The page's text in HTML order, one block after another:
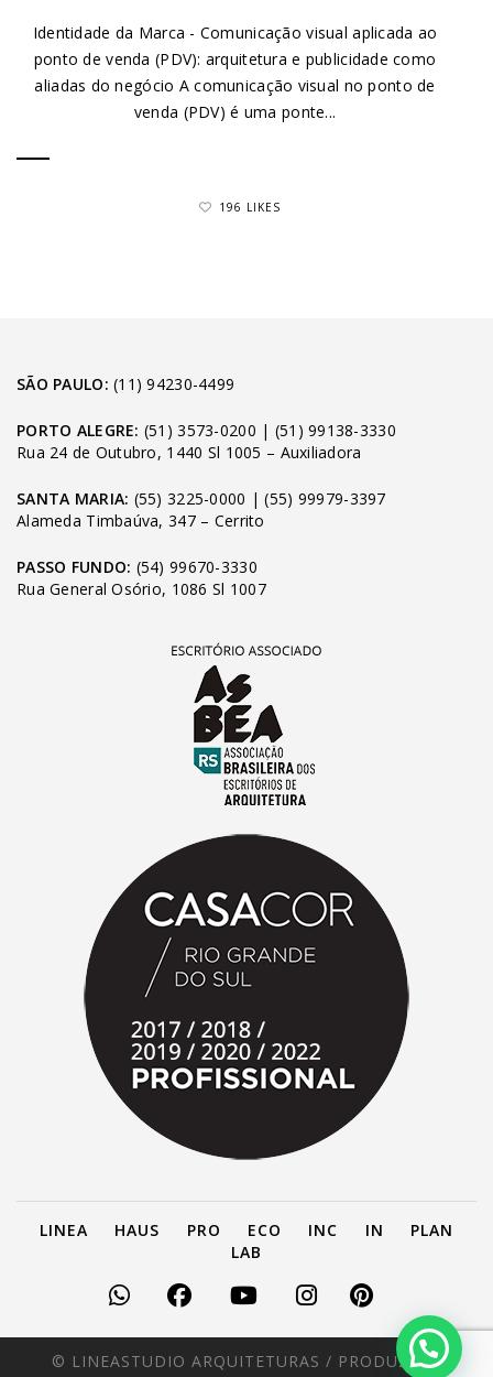
Identidade da Marca - Comunicação visual aplicada ao
ponto de venda (PDV): arquitetura e publicidade como
aliadas do negócio A comunicação visual no ponto de
venda (PDV) é uma ponte...
196 LIKES
SÃO PAULO:(11) 94230-4499
PORTO ALEGRE: (51) 3573-0200 | (51) 99138-3330
Rua 24 de Outubro, 1440 Sl 1005 – Auxiliadora
SANTA MARIA: (55) 3225-0000 |(55) 99979-3397
Alameda Timbaúva, 347 – Cerrito
PASSO FUNDO: (54) 99670-3330
Rua General Osório, 1086 Sl 1007
LINEA HAUS PRO ECO INC IN
PLAN
LAB
© LINEASTUDIO ARQUITETURAS / PRODUZIDO